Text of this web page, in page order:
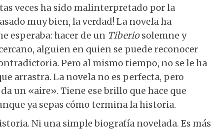
veces ha sido malinterpretado por la
muy bien, la verdad! La novela ha
esperaba: hacer de un Tiberiosolemne y
alguien en quien se puede reconocer
Pero al mismo tiempo, no se le ha
arrastra. La novela no es perfecta, pero
un «aire». Tiene ese brillo que hace que
ya sepas cómo termina la historia.
Ni una simple biografía novelada. Es más